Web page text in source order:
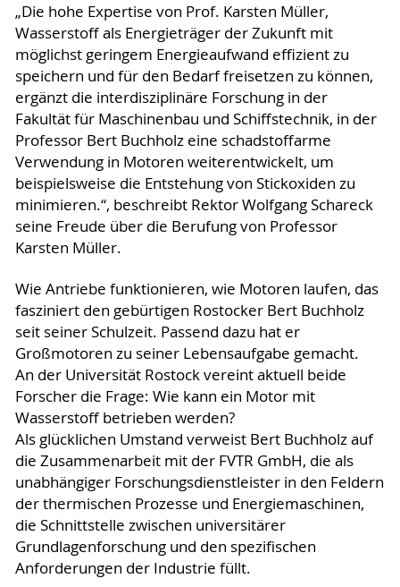
„Die hohe Expertise von Prof. Karsten Müller,
Wasserstoff als Energieträger der Zukunft mit
möglichst geringem Energieaufwand effizient zu
speichern und für den Bedarf freisetzen zu können,
ergänzt die interdisziplinäre Forschung in der
Fakultät für Maschinenbau und Schiffstechnik, in der
Professor Bert Buchholz eine schadstoffarme
Verwendung in Motoren weiterentwickelt, um
beispielsweise die Entstehung von Stickoxiden zu
minimieren.“, beschreibt Rektor Wolfgang Schareck
seine Freude über die Berufung von Professor
Karsten Müller.
Wie Antriebe funktionieren, wie Motoren laufen, das
fasziniert den gebürtigen Rostocker Bert Buchholz
seit seiner Schulzeit. Passend dazu hat er
Großmotoren zu seiner Lebensaufgabe gemacht.
An der Universität Rostock vereint aktuell beide
Forscher die Frage: Wie kann ein Motor mit
Wasserstoff betrieben werden?
Als glücklichen Umstand verweist Bert Buchholz auf
die Zusammenarbeit mit der FVTR GmbH, die als
unabhängiger Forschungsdienstleister in den Feldern
der thermischen Prozesse und Energiemaschinen,
die Schnittstelle zwischen universitärer
Grundlagenforschung und den spezifischen
Anforderungen der Industrie füllt.